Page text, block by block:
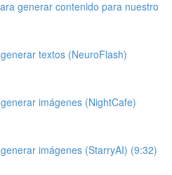
generar contenido para nuestro
textos (NeuroFlash)
imágenes (NightCafe)
imágenes (StarryAI) (9:32)